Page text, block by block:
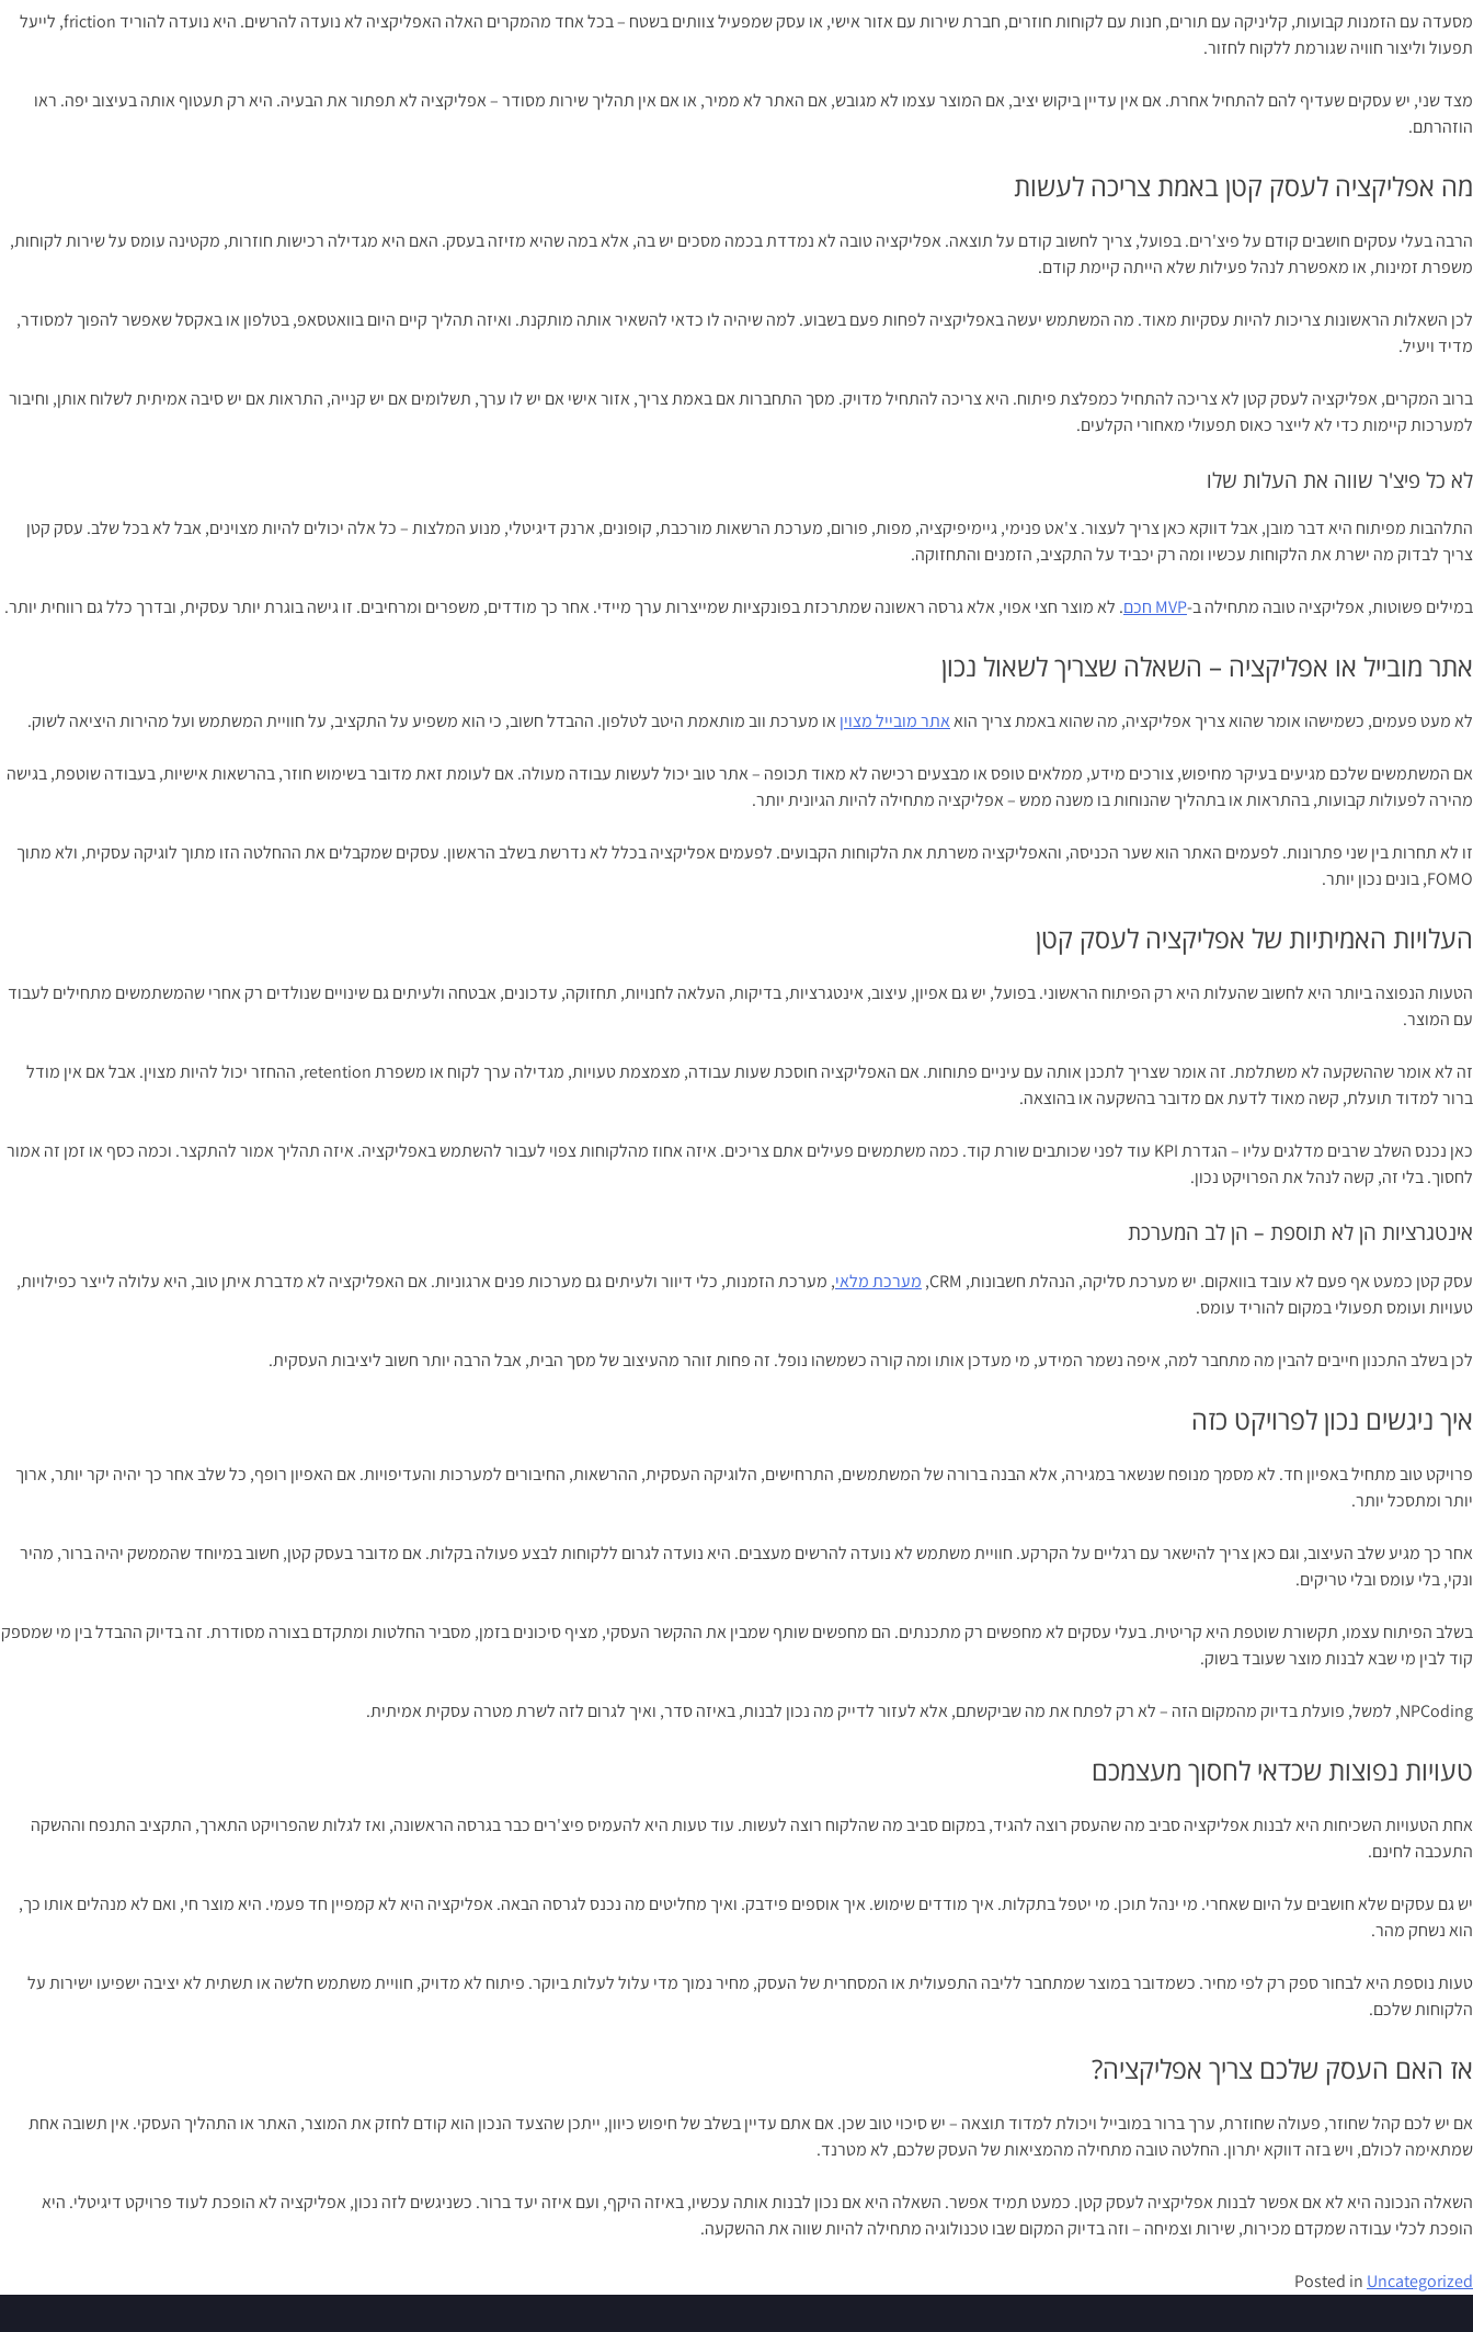
מסעדה עם הזמנות קבועות, קליניקה עם תורים, חנות עם לקוחות חוזרים, חברת שירות עם אזור אישי, או עסק שמפעיל צוותים בשטח – בכל אחד מהמקרים האלה האפליקציה לא נועדה להרשים. היא נועדה להוריד friction, לייעל
תפעול וליצור חוויה שגורמת ללקוח לחזור.
מצד שני, יש עסקים שעדיף להם להתחיל אחרת. אם אין עדיין ביקוש יציב, אם המוצר עצמו לא מגובש, אם האתר לא ממיר, או אם אין תהליך שירות מסודר – אפליקציה לא תפתור את הבעיה. היא רק תעטוף אותה בעיצוב יפה. ראו
הוזהרתם.
מה אפליקציה לעסק קטן באמת צריכה לעשות
הרבה בעלי עסקים חושבים קודם על פיצ'רים. בפועל, צריך לחשוב קודם על תוצאה. אפליקציה טובה לא נמדדת בכמה מסכים יש בה, אלא במה שהיא מזיזה בעסק. האם היא מגדילה רכישות חוזרות, מקטינה עומס על שירות לקוחות,
משפרת זמינות, או מאפשרת לנהל פעילות שלא הייתה קיימת קודם.
לכן השאלות הראשונות צריכות להיות עסקיות מאוד. מה המשתמש יעשה באפליקציה לפחות פעם בשבוע. למה שיהיה לו כדאי להשאיר אותה מותקנת. ואיזה תהליך קיים היום בוואטסאפ, בטלפון או באקסל שאפשר להפוך למסודר,
מדיד ויעיל.
ברוב המקרים, אפליקציה לעסק קטן לא צריכה להתחיל כמפלצת פיתוח. היא צריכה להתחיל מדויק. מסך התחברות אם באמת צריך, אזור אישי אם יש לו ערך, תשלומים אם יש קנייה, התראות אם יש סיבה אמיתית לשלוח אותן, וחיבור
למערכות קיימות כדי לא לייצר כאוס תפעולי מאחורי הקלעים.
לא כל פיצ'ר שווה את העלות שלו
התלהבות מפיתוח היא דבר מובן, אבל דווקא כאן צריך לעצור. צ'אט פנימי, גיימיפיקציה, מפות, פורום, מערכת הרשאות מורכבת, קופונים, ארנק דיגיטלי, מנוע המלצות – כל אלה יכולים להיות מצוינים, אבל לא בכל שלב. עסק קטן
צריך לבדוק מה ישרת את הלקוחות עכשיו ומה רק יכביד על התקציב, הזמנים והתחזוקה.
במילים פשוטות, אפליקציה טובה מתחילה ב-MVP חכם . לא מוצר חצי אפוי, אלא גרסה ראשונה שמתרכזת בפונקציות שמייצרות ערך מיידי. אחר כך מודדים, משפרים ומרחיבים. זו גישה בוגרת יותר עסקית, ובדרך כלל גם רווחית יותר.
אתר מובייל או אפליקציה – השאלה שצריך לשאול נכון
לא מעט פעמים, כשמישהו אומר שהוא צריך אפליקציה, מה שהוא באמת צריך הואאתר מובייל מצוין או מערכת ווב מותאמת היטב לטלפון. ההבדל חשוב, כי הוא משפיע על התקציב, על חוויית המשתמש ועל מהירות היציאה לשוק.
אם המשתמשים שלכם מגיעים בעיקר מחיפוש, צורכים מידע, ממלאים טופס או מבצעים רכישה לא מאוד תכופה – אתר טוב יכול לעשות עבודה מעולה. אם לעומת זאת מדובר בשימוש חוזר, בהרשאות אישיות, בעבודה שוטפת, בגישה
מהירה לפעולות קבועות, בהתראות או בתהליך שהנוחות בו משנה ממש – אפליקציה מתחילה להיות הגיונית יותר.
זו לא תחרות בין שני פתרונות. לפעמים האתר הוא שער הכניסה, והאפליקציה משרתת את הלקוחות הקבועים. לפעמים אפליקציה בכלל לא נדרשת בשלב הראשון. עסקים שמקבלים את ההחלטה הזו מתוך לוגיקה עסקית, ולא מתוך
FOMO, בונים נכון יותר.
העלויות האמיתיות של אפליקציה לעסק קטן
הטעות הנפוצה ביותר היא לחשוב שהעלות היא רק הפיתוח הראשוני. בפועל, יש גם אפיון, עיצוב, אינטגרציות, בדיקות, העלאה לחנויות, תחזוקה, עדכונים, אבטחה ולעיתים גם שינויים שנולדים רק אחרי שהמשתמשים מתחילים לעבוד
עם המוצר.
זה לא אומר שההשקעה לא משתלמת. זה אומר שצריך לתכנן אותה עם עיניים פתוחות. אם האפליקציה חוסכת שעות עבודה, מצמצמת טעויות, מגדילה ערך לקוח או משפרת retention, ההחזר יכול להיות מצוין. אבל אם אין מודל
ברור למדוד תועלת, קשה מאוד לדעת אם מדובר בהשקעה או בהוצאה.
כאן נכנס השלב שרבים מדלגים עליו – הגדרת KPI עוד לפני שכותבים שורת קוד. כמה משתמשים פעילים אתם צריכים. איזה אחוז מהלקוחות צפוי לעבור להשתמש באפליקציה. איזה תהליך אמור להתקצר. וכמה כסף או זמן זה אמור
לחסוך. בלי זה, קשה לנהל את הפרויקט נכון.
אינטגרציות הן לא תוספת – הן לב המערכת
עסק קטן כמעט אף פעם לא עובד בוואקום. יש מערכת סליקה, הנהלת חשבונות, CRM, מערכת מלאי, מערכת הזמנות, כלי דיוור ולעיתים גם מערכות פנים ארגוניות. אם האפליקציה לא מדברת איתן טוב, היא עלולה לייצר כפילויות,
טעויות ועומס תפעולי במקום להוריד עומס.
לכן בשלב התכנון חייבים להבין מה מתחבר למה, איפה נשמר המידע, מי מעדכן אותו ומה קורה כשמשהו נופל. זה פחות זוהר מהעיצוב של מסך הבית, אבל הרבה יותר חשוב ליציבות העסקית.
איך ניגשים נכון לפרויקט כזה
פרויקט טוב מתחיל באפיון חד. לא מסמך מנופח שנשאר במגירה, אלא הבנה ברורה של המשתמשים, התרחישים, הלוגיקה העסקית, ההרשאות, החיבורים למערכות והעדיפויות. אם האפיון רופף, כל שלב אחר כך יהיה יקר יותר, ארוך
יותר ומתסכל יותר.
אחר כך מגיע שלב העיצוב, וגם כאן צריך להישאר עם רגליים על הקרקע. חוויית משתמש לא נועדה להרשים מעצבים. היא נועדה לגרום ללקוחות לבצע פעולה בקלות. אם מדובר בעסק קטן, חשוב במיוחד שהממשק יהיה ברור, מהיר
ונקי, בלי עומס ובלי טריקים.
בשלב הפיתוח עצמו, תקשורת שוטפת היא קריטית. בעלי עסקים לא מחפשים רק מתכנתים. הם מחפשים שותף שמבין את ההקשר העסקי, מציף סיכונים בזמן, מסביר החלטות ומתקדם בצורה מסודרת. זה בדיוק ההבדל בין מי שמספק
קוד לבין מי שבא לבנות מוצר שעובד בשוק.
NPCoding, למשל, פועלת בדיוק מהמקום הזה – לא רק לפתח את מה שביקשתם, אלא לעזור לדייק מה נכון לבנות, באיזה סדר, ואיך לגרום לזה לשרת מטרה עסקית אמיתית.
טעויות נפוצות שכדאי לחסוך מעצמכם
אחת הטעויות השכיחות היא לבנות אפליקציה סביב מה שהעסק רוצה להגיד, במקום סביב מה שהלקוח רוצה לעשות. עוד טעות היא להעמיס פיצ'רים כבר בגרסה הראשונה, ואז לגלות שהפרויקט התארך, התקציב התנפח וההשקה
התעכבה לחינם.
יש גם עסקים שלא חושבים על היום שאחרי. מי ינהל תוכן. מי יטפל בתקלות. איך מודדים שימוש. איך אוספים פידבק. ואיך מחליטים מה נכנס לגרסה הבאה. אפליקציה היא לא קמפיין חד פעמי. היא מוצר חי, ואם לא מנהלים אותו כך,
הוא נשחק מהר.
טעות נוספת היא לבחור ספק רק לפי מחיר. כשמדובר במוצר שמתחבר לליבה התפעולית או המסחרית של העסק, מחיר נמוך מדי עלול לעלות ביוקר. פיתוח לא מדויק, חוויית משתמש חלשה או תשתית לא יציבה ישפיעו ישירות על
הלקוחות שלכם.
אז האם העסק שלכם צריך אפליקציה?
אם יש לכם קהל שחוזר, פעולה שחוזרת, ערך ברור במובייל ויכולת למדוד תוצאה – יש סיכוי טוב שכן. אם אתם עדיין בשלב של חיפוש כיוון, ייתכן שהצעד הנכון הוא קודם לחזק את המוצר, האתר או התהליך העסקי. אין תשובה אחת
שמתאימה לכולם, ויש בזה דווקא יתרון. החלטה טובה מתחילה מהמציאות של העסק שלכם, לא מטרנד.
השאלה הנכונה היא לא אם אפשר לבנות אפליקציה לעסק קטן. כמעט תמיד אפשר. השאלה היא אם נכון לבנות אותה עכשיו, באיזה היקף, ועם איזה יעד ברור. כשניגשים לזה נכון, אפליקציה לא הופכת לעוד פרויקט דיגיטלי. היא
הופכת לכלי עבודה שמקדם מכירות, שירות וצמיחה – וזה בדיוק המקום שבו טכנולוגיה מתחילה להיות שווה את ההשקעה.
Posted in Uncategorized